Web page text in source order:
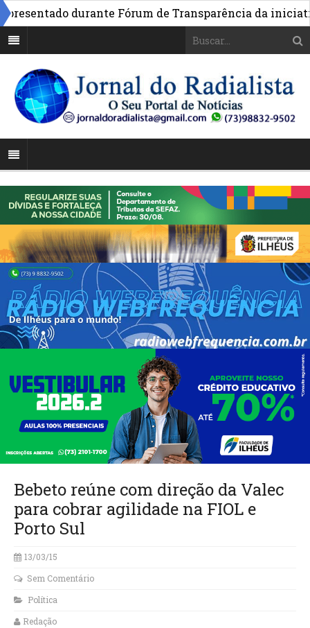
durante Fórum de Transparência da iniciativa
Bebeto reúne com direção da Valec
para cobrar agilidade na FIOL e
13/03/15
Sem Comentário
Política
Redação